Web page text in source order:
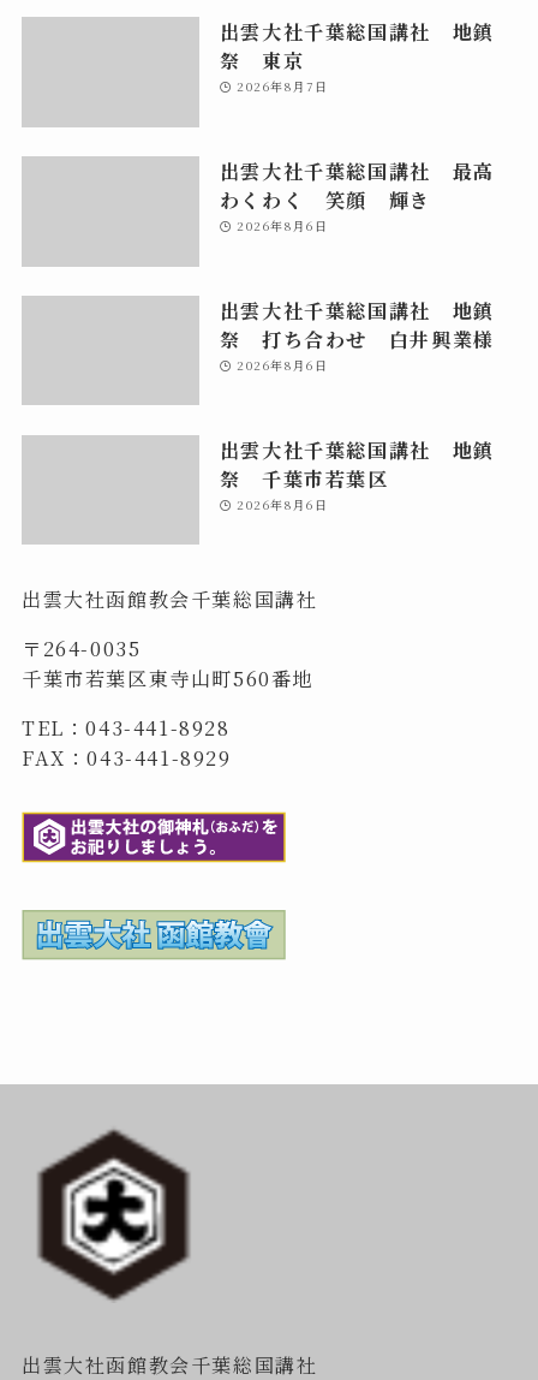
出雲大社千葉総国講社 地鎮
祭 東京
2026年8月7日
出雲大社千葉総国講社 最高
わくわく 笑顔 輝き
2026年8月6日
出雲大社千葉総国講社 地鎮
祭 打ち合わせ 白井興業様
2026年8月6日
出雲大社千葉総国講社 地鎮
祭 千葉市若葉区
2026年8月6日
出雲大社函館教会千葉総国講社
〒264-0035
千葉市若葉区東寺山町560番地
TEL：043-441-8928
FAX：043-441-8929
出雲大社函館教会千葉総国講社